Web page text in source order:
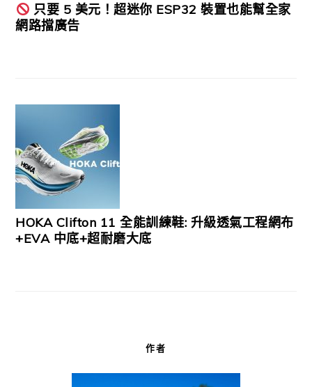
只要 5 美元！超迷你 ESP32 裝置也能幫全家
網路擋廣告
HOKA Clifton 11 全能訓練鞋: 升級透氣工程網布
+EVA 中底+超耐磨大底
作者